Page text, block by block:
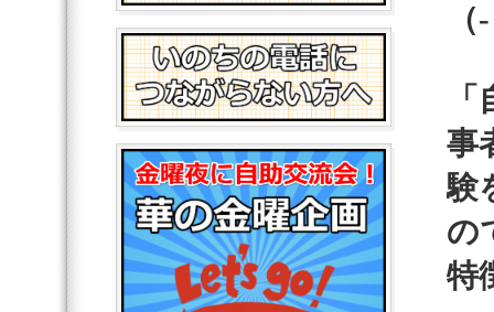
事
験
の
特